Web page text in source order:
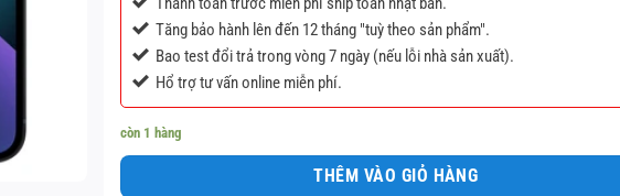
Tăng bảo hành lên đến 12 tháng "tuỳ theo sản phẩm".
Bao test đổi trả trong vòng 7 ngày (nếu lỗi nhà sản xuất).
Hổ trợ tư vấn online miễn phí.
còn 1 hàng
THÊM VÀO GIỎ HÀNG